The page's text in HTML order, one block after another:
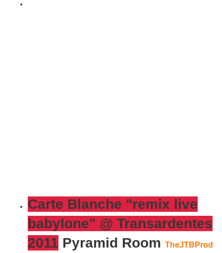
Carte Blanche "remix live
babylone" @ Transardentes
2011 Pyramid Room TheJTBProd